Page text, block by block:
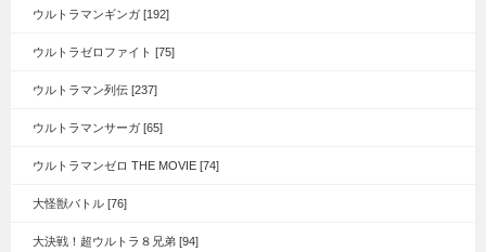
ウルトラマンギンガ [192]
ウルトラゼロファイト [75]
ウルトラマン列伝 [237]
ウルトラマンサーガ [65]
ウルトラマンゼロ THE MOVIE [74]
大怪獣バトル [76]
大決戦！超ウルトラ８兄弟 [94]